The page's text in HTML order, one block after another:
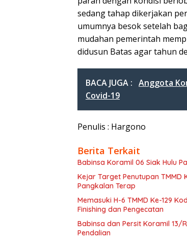
sedang tahap dikerjakan
umumnya besok setelah
mudahan pemerintah
didusun Batas agar tahun
BACA JUGA : Anggota
Covid-19
Penulis : Hargono
Berita Terkait
Babinsa Koramil 06 Siak Hulu
Kejar Target Penutupan TMMD
Pangkalan Terap
Memasuki H-6 TMMD Ke-129
Finishing dan Pengecatan
Babinsa dan Persit Koramil 13/
Pendalian